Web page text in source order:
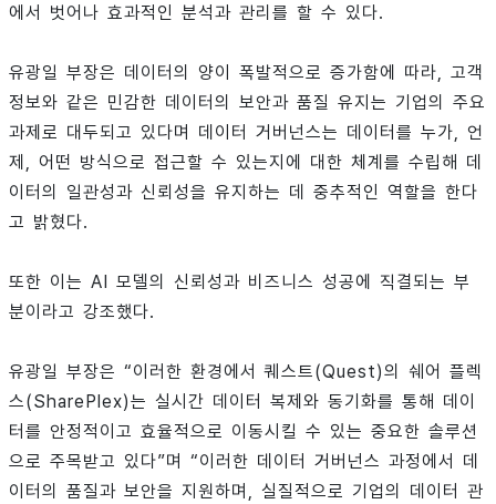
에서 벗어나 효과적인 분석과 관리를 할 수 있다.
유광일 부장은 데이터의 양이 폭발적으로 증가함에 따라, 고객
정보와 같은 민감한 데이터의 보안과 품질 유지는 기업의 주요
과제로 대두되고 있다며 데이터 거버넌스는 데이터를 누가, 언
제, 어떤 방식으로 접근할 수 있는지에 대한 체계를 수립해 데
이터의 일관성과 신뢰성을 유지하는 데 중추적인 역할을 한다
고 밝혔다.
또한 이는 AI 모델의 신뢰성과 비즈니스 성공에 직결되는 부
분이라고 강조했다.
유광일 부장은 “이러한 환경에서 퀘스트(Quest)의 쉐어 플렉
스(SharePlex)는 실시간 데이터 복제와 동기화를 통해 데이
터를 안정적이고 효율적으로 이동시킬 수 있는 중요한 솔루션
으로 주목받고 있다”며 “이러한 데이터 거버넌스 과정에서 데
이터의 품질과 보안을 지원하며, 실질적으로 기업의 데이터 관